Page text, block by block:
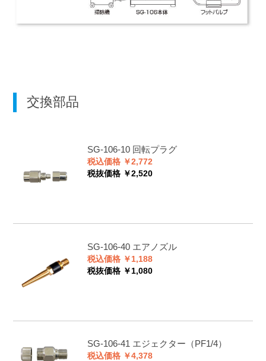
交換部品
SG-106-10 回転プラグ
税込価格 ￥2,772
税抜価格 ￥2,520
SG-106-40 エアノズル
税込価格 ￥1,188
税抜価格 ￥1,080
SG-106-41 エジェクター（PF1/4）
税込価格 ￥4,378